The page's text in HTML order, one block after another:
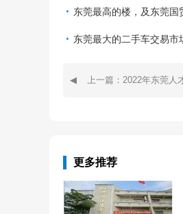
东莞最高的楼，及东莞国
东莞最大的二手车交易
上一篇：2022年东莞人才补贴
更多推荐